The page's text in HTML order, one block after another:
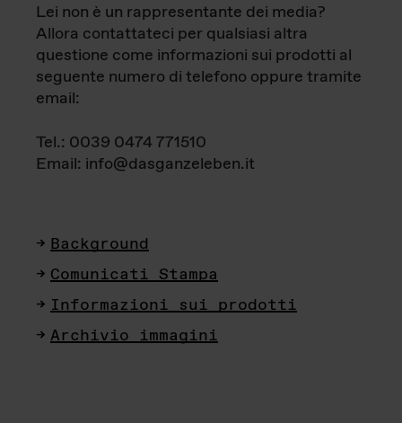
Lei non è un rappresentante dei media?
Allora contattateci per qualsiasi altra
questione come informazioni sui prodotti al
seguente numero di telefono oppure tramite
email:
Tel.: 0039 0474 771510
Email: info@dasganzeleben.it
Background
Comunicati Stampa
Informazioni sui prodotti
Archivio immagini